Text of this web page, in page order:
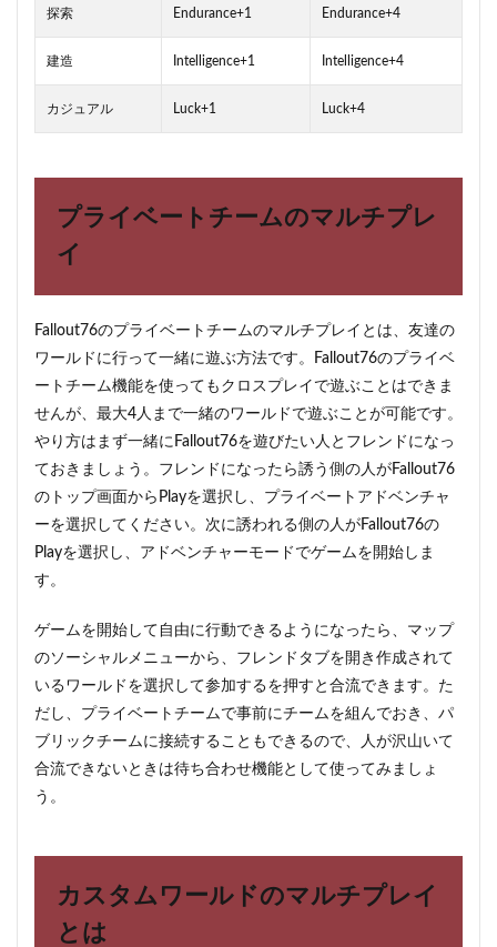
探索 Endurance+1 Endurance+4
建造 Intelligence+1 Intelligence+4
カジュアル Luck+1 Luck+4
プライベートチームのマルチプレ
イ
Fallout76のプライベートチームのマルチプレイとは、友達の
ワールドに行って一緒に遊ぶ方法です。Fallout76のプライベ
ートチーム機能を使ってもクロスプレイで遊ぶことはできま
せんが、最大4人まで一緒のワールドで遊ぶことが可能です。
やり方はまず一緒にFallout76を遊びたい人とフレンドになっ
ておきましょう。フレンドになったら誘う側の人がFallout76
のトップ画面からPlayを選択し、プライベートアドベンチャ
ーを選択してください。次に誘われる側の人がFallout76の
Playを選択し、アドベンチャーモードでゲームを開始しま
す。
ゲームを開始して自由に行動できるようになったら、マップ
のソーシャルメニューから、フレンドタブを開き作成されて
いるワールドを選択して参加するを押すと合流できます。た
だし、プライベートチームで事前にチームを組んでおき、パ
ブリックチームに接続することもできるので、人が沢山いて
合流できないときは待ち合わせ機能として使ってみましょ
う。
カスタムワールドのマルチプレイ
とは